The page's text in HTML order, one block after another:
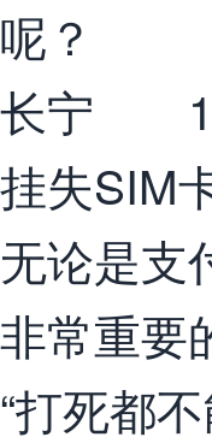
呢？
长宁 1、
挂失SIM
无论是支
非常重要
“打死都